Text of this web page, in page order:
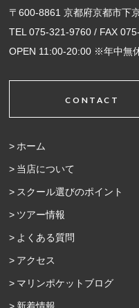
〒600-8861 京都府京都市下
TEL 075-321-9760 / FAX
OPEN 11:00-20:00 ※年中無
CONTACT
ホーム
当店について
スクール選びのポイント
ツアー情報
よくある質問
アクセス
マリンポケットブログ
新着情報